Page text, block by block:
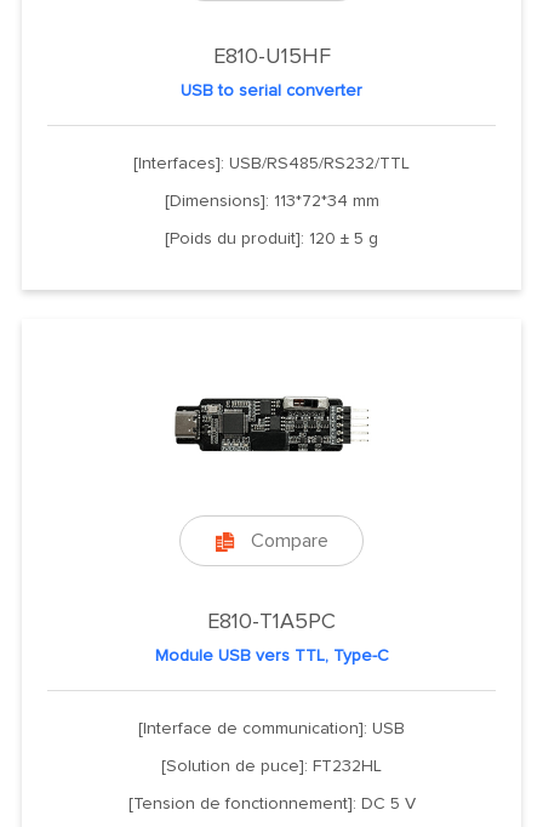
E810-U15HF
USB to serial converter
[Interfaces]: USB/RS485/RS232/TTL
[Dimensions]: 113*72*34 mm
[Poids du produit]: 120 ± 5 g
 Compare
E810-T1A5PC
Module USB vers TTL, Type-C
[Interface de communication]: USB
[Solution de puce]: FT232HL
[Tension de fonctionnement]: DC 5 V